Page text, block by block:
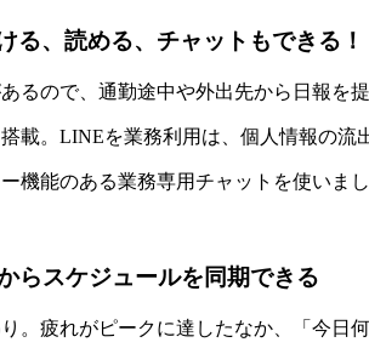
、読める、チャットもできる！
るので、通勤途中や外出先から日報を
載。LINEを業務利用は、個人情報の流
機能のある業務専用チャットを使いまし
らスケジュールを同期できる
。疲れがピークに達したなか、「今日